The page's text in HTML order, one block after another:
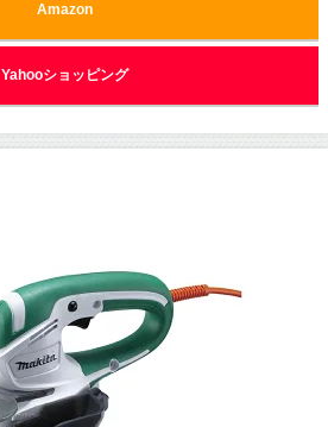
Amazon
Yahooショッピング